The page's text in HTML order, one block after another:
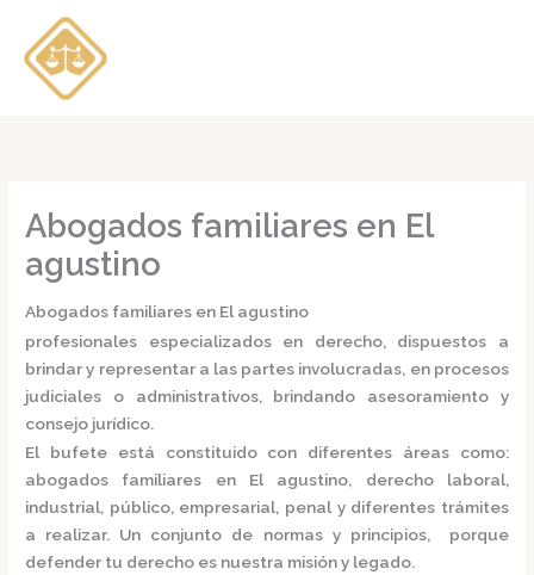
contenido
Abogados familiares en El
agustino
Abogados familiares en El agustino
profesionales especializados en derecho, dispuestos a
brindar y representar a las partes involucradas, en procesos
judiciales o administrativos, brindando asesoramiento y
consejo jurídico.
El bufete está constituido con diferentes áreas como:
abogados familiares en El agustino,
derecho laboral,
industrial, público, empresarial, penal y diferentes trámites
a realizar. Un conjunto de normas y principios, porque
defender tu derecho es nuestra misión y legado.